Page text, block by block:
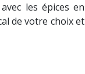
les épices en
de votre choix et